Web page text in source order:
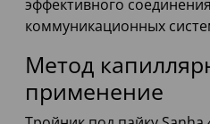
эффективного
коммуникационных
Метод
применение